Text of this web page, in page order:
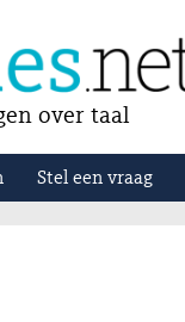
over taal
Stel een vraag